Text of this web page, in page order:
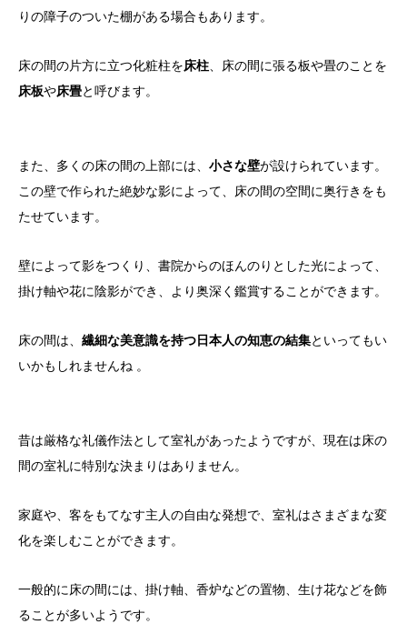
りの障子のついた棚がある場合もあります。
床の間の片方に立つ化粧柱を床柱、床の間に張る板や畳のことを
床板や床畳と呼びます。
また、多くの床の間の上部には、 小さな壁が設けられています。
この壁で作られた絶妙な影によって、床の間の空間に奥行きをも
たせています。
壁によって影をつくり、書院からのほんのりとした光によって、
掛け軸や花に陰影ができ、より奥深く鑑賞することができます。
床の間は、 繊細な美意識を持つ日本人の知恵の結集といってもい
いかもしれませんね 。
昔は厳格な礼儀作法として室礼があったようですが、現在は床の
間の室礼に特別な決まりはありません。
家庭や、客をもてなす主人の自由な発想で、室礼はさまざまな変
化を楽しむことができます。
一般的に床の間には、掛け軸、香炉などの置物、生け花などを飾
ることが多いようです。